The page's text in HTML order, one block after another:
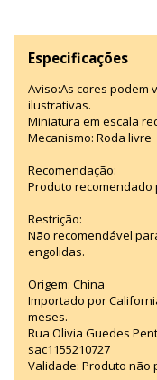
Especificações
Aviso:As cores podem
ilustrativas.
Miniatura em escala
Mecanismo: Roda livre
Recomendação:
Produto recomendado
Restrição:
Não recomendável
engolidas.
Origem: China
Importado por
meses.
Rua Olivia Guedes
sac1155210727
Validade: Produto não